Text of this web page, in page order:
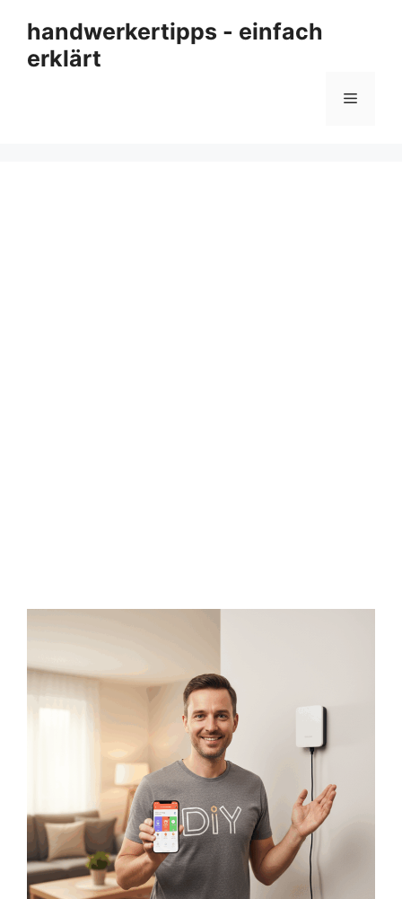
Inhalt
springen
handwerkertipps - einfach
erklärt
Menü